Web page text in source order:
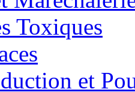
Toxiques
et